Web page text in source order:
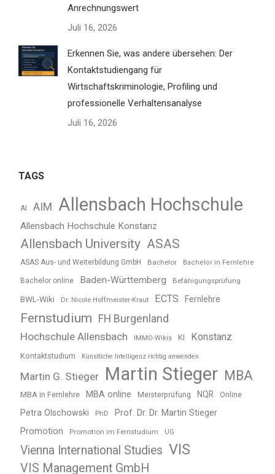
Anrechnungswert
Juli 16, 2026
Erkennen Sie, was andere übersehen: Der
Kontaktstudiengang für
Wirtschaftskriminologie, Profiling und
professionelle Verhaltensanalyse
Juli 16, 2026
TAGS
AI AIM Allensbach Hochschule
Allensbach Hochschule Konstanz
Allensbach University ASAS
ASAS Aus- und Weiterbildung GmbH Bachelor Bachelor in Fernlehre
Bachelor online Baden-Württemberg Befähigungsprüfung
BWL-Wiki Dr. Nicole Hoffmeister-Kraut ECTS Fernlehre
Fernstudium FH Burgenland
Hochschule Allensbach
IMMO-Wikis KI Konstanz
Kontaktstudium Künstliche Intelligenz richtig anwenden
Martin G. Stieger Martin Stieger MBA
MBA in Fernlehre MBA online Meisterprüfung NQR Online
Petra Olschowski PhD Prof. Dr. Dr. Martin Stieger
Promotion Promotion im Fernstudium UG
Vienna International Studies VIS
VIS Management GmbH